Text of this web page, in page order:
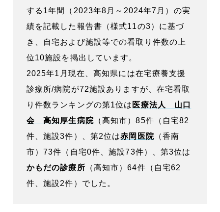
する1年間（2023年8月～2024年7月）の実
績を記載した報告書（様式11の3）に基づ
き、自宅および施設等での看取り件数の上
位10施設を掲出しています。
2025年1月現在、高知県には在宅療養支援
診療所/病院が72施設ありますが、在宅看取
り件数ランキングの第1位は 医療法人 山口
会 高知厚生病院（高知市）85件（自宅82
件、施設3件）、第2位は赤岡医院（香南
市）73件（自宅0件、施設73件）、第3位は
かもだの診療所 （高知市）64件（自宅62
件、施設2件）でした。